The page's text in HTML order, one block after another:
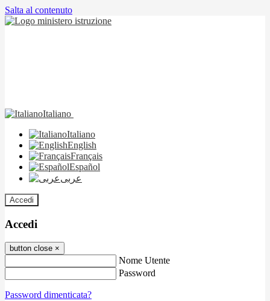
Salta al contenuto
Italiano
Italiano
English
Français
Español
عربى
Accedi
Accedi
button close ×
Nome Utente
Password
Password dimenticata?